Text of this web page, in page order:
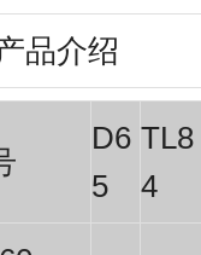
品介绍
D6
5
TL8
4